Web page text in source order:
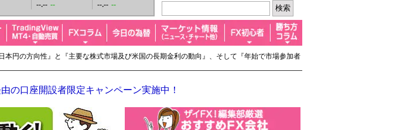
--.-- --
--.-- --
本円の方向性』と『主要な株式市場及び米国の長期金利の動向』、そして『年始で市場参加者
の口座開設者限定キャンペーン実施中！